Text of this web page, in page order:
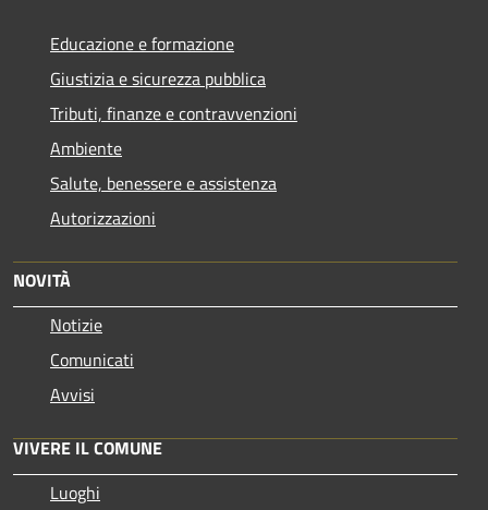
Educazione e formazione
Giustizia e sicurezza pubblica
Tributi, finanze e contravvenzioni
Ambiente
Salute, benessere e assistenza
Autorizzazioni
NOVITÀ
Notizie
Comunicati
Avvisi
VIVERE IL COMUNE
Luoghi